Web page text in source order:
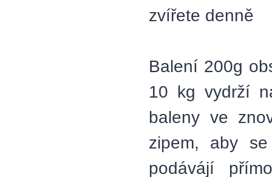
zvířete denně
Balení 200g
10 kg vydrží
baleny ve
zipem, aby
podávájí